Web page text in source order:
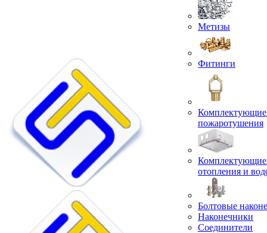
Метизы
Фитинги
Комплектующие
пожаротушения
Комплектующие
отопления и
Болтовые
Наконечники
Соединители